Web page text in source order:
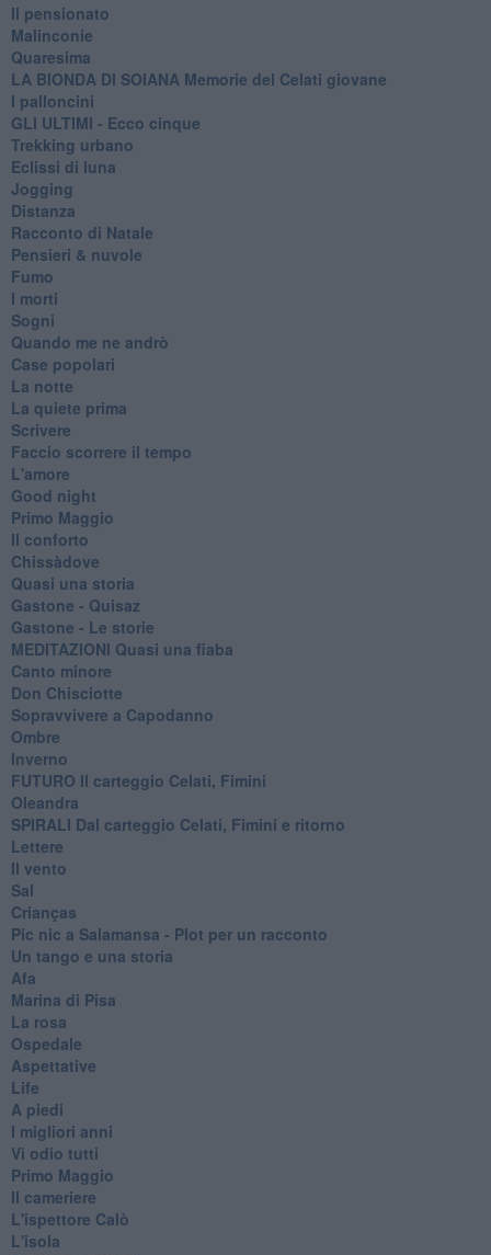
Il pensionato
Malinconie
Quaresima
LA BIONDA DI SOIANA Memorie del Celati giovane
I palloncini
GLI ULTIMI - Ecco cinque
Trekking urbano
Eclissi di luna
Jogging
Distanza
Racconto di Natale
Pensieri & nuvole
Fumo
I morti
Sogni
Quando me ne andrò
Case popolari
La notte
La quiete prima
Scrivere
Faccio scorrere il tempo
L'amore
Good night
Primo Maggio
Il conforto
Chissàdove
Quasi una storia
Gastone - Quisaz
Gastone - Le storie
MEDITAZIONI Quasi una fiaba
Canto minore
Don Chisciotte
Sopravvivere a Capodanno
Ombre
Inverno
FUTURO Il carteggio Celati, Fimini
Oleandra
SPIRALI Dal carteggio Celati, Fimini e ritorno
Lettere
Il vento
Sal
Crianças
Pic nic a Salamansa - Plot per un racconto
Un tango e una storia
Afa
Marina di Pisa
La rosa
Ospedale
Aspettative
Life
A piedi
I migliori anni
Vi odio tutti
Primo Maggio
Il cameriere
L'ispettore Calò
L'isola